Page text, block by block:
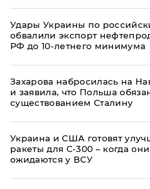
Удары Украины по
обвалили экспорт
РФ до 10-летнего минимума
​Захарова набросилась на
и заявила, что Польша
существованием Сталину
Украина и США готовят
ракеты для С-300 – когда они
ожидаются у ВСУ